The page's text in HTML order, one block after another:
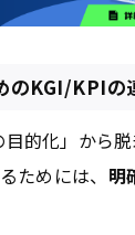
のKGI/KPIの
的化」から
ためには、 明